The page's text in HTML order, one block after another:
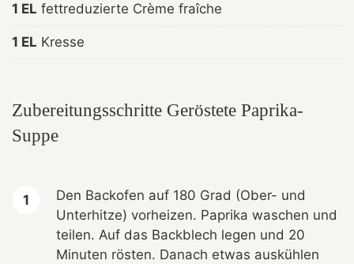
1 EL fettreduzierte Crème fraîche
1 EL Kresse
Zubereitungsschritte Geröstete Paprika-
Suppe
Den Backofen auf 180 Grad (Ober- und
Unterhitze) vorheizen. Paprika waschen und
teilen. Auf das Backblech legen und 20
Minuten rösten. Danach etwas auskühlen